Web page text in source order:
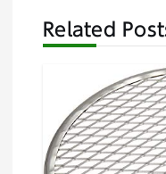
ー
ン
Related